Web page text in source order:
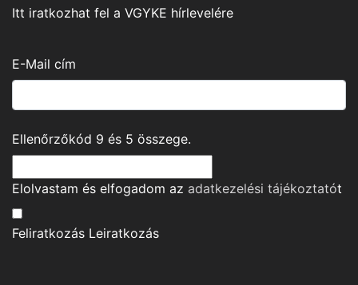
Itt iratkozhat fel a VGYKE hírlevelére
E-Mail cím
Ellenőrzőkód 9 és 5 összege.
Elolvastam és elfogadom az adatkezelési tájékoztatót
Feliratkozás Leiratkozás